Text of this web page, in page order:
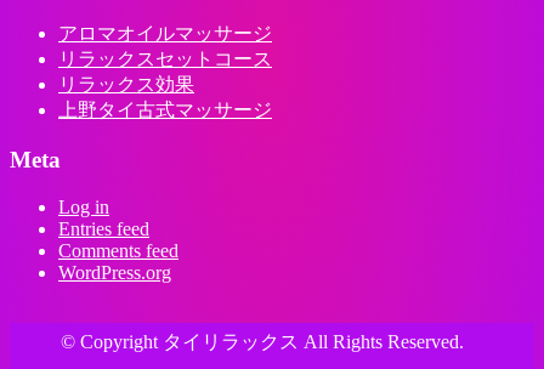
アロマオイルマッサージ
リラックスセットコース
リラックス効果
上野タイ古式マッサージ
Meta
Log in
Entries feed
Comments feed
WordPress.org
© Copyright タイリラックス All Rights Reserved.